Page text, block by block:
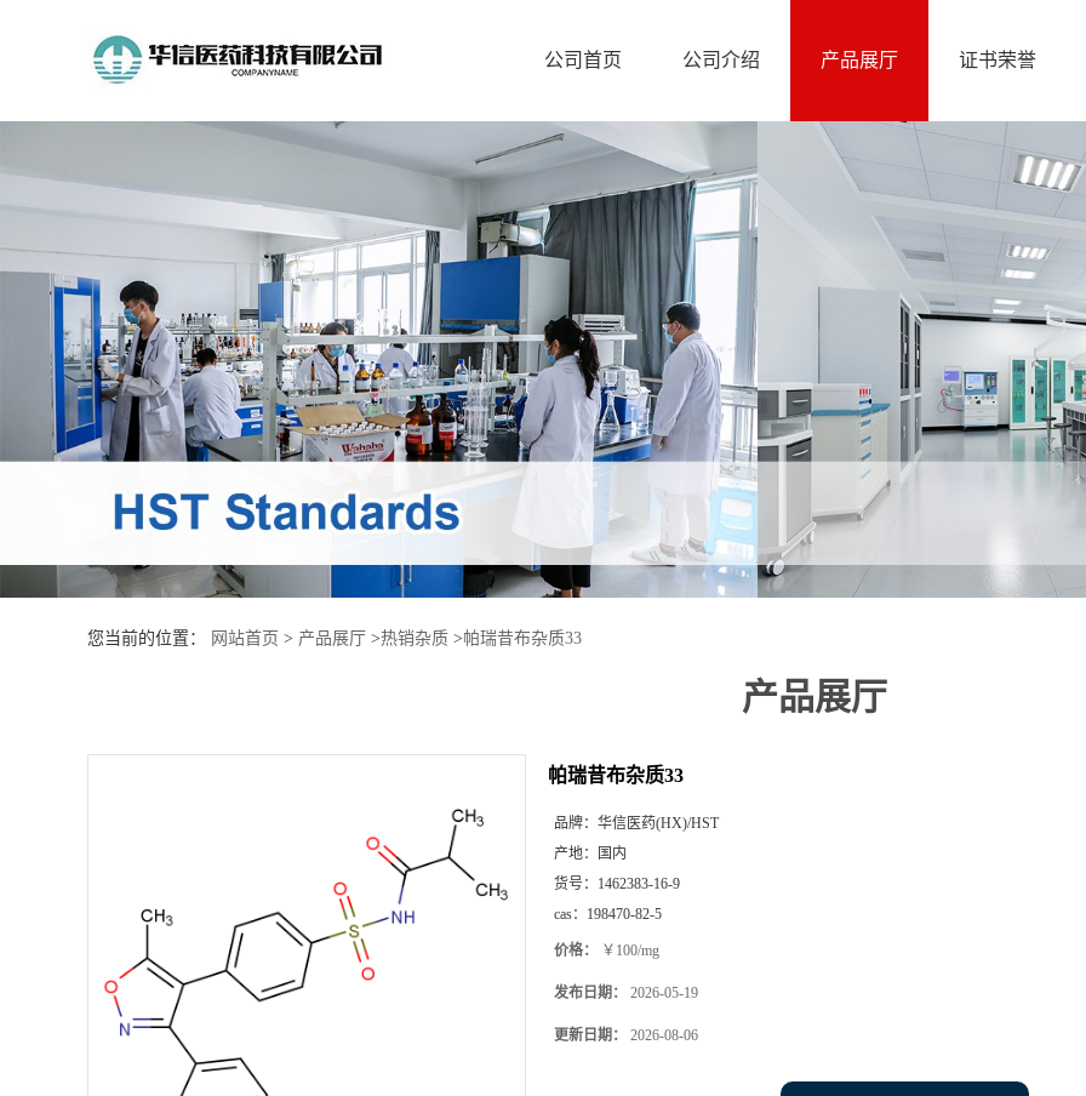
页
司
介
公司首页 公司介绍 产品展厅 证书荣誉
您当前的位置： 网站首页 > 产品展厅 >热销杂质 >帕瑞昔布杂质33
产品展厅
帕瑞昔布杂质33
品牌： 华信医药(HX)/HST
产地：
国内
货号： 1462383-16-9
cas： 198470-82-5
价格： ￥100/mg
发布日期： 2026-05-19
更新日期： 2026-08-06